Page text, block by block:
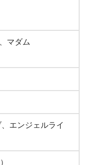
マダム
エンジェルライ